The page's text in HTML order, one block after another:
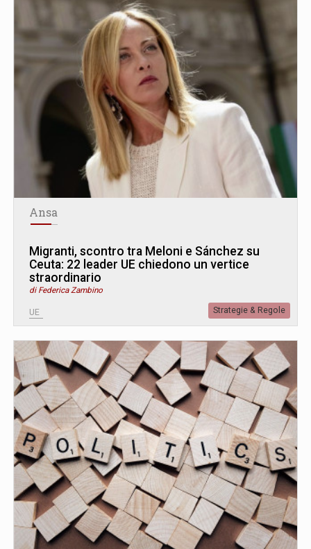
Ansa
Migranti, scontro tra Meloni e Sánchez su
Ceuta: 22 leader UE chiedono un vertice
straordinario
di Federica Zambino
UE Strategie & Regole